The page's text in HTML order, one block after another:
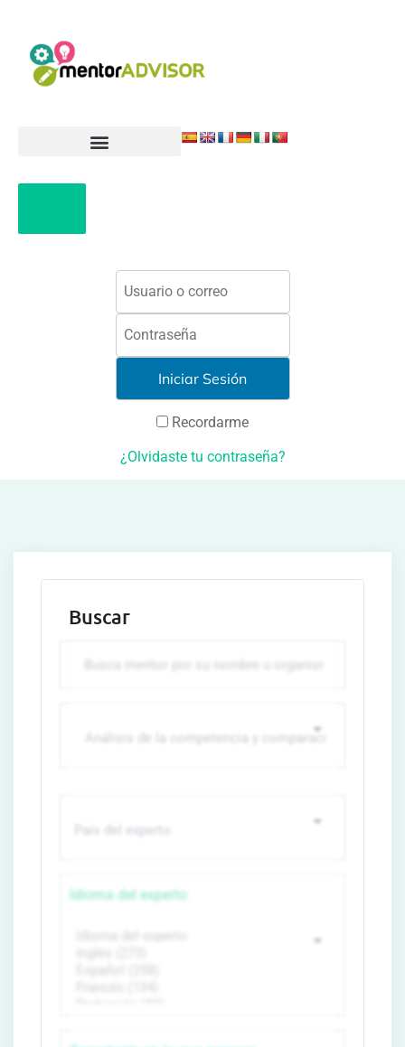
Recordarme
¿Olvidaste tu contraseña?
Buscar
Idioma del experto